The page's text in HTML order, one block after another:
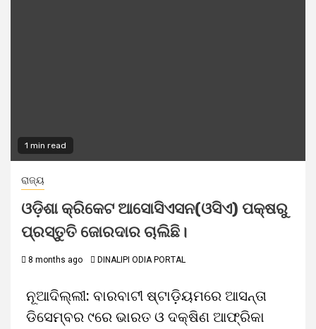
1 min read
ରାଜ୍ୟ
ଓଡ଼ିଶା କ୍ରିକେଟ ଆସୋସିଏସନ(ଓସିଏ) ପକ୍ଷରୁ
ପ୍ରସ୍ତୁତି ଜୋରଦାର ଚାଲିଛି।
8 months ago DINALIPI ODIA PORTAL
ନୂଆଦିଲ୍ଲୀ: ବାରବାଟୀ ଷ୍ଟାଡ଼ିୟମରେ ଆସନ୍ତା
ଡିସେମ୍ବର ୯ରେ ଭାରତ ଓ ଦକ୍ଷିଣ ଆଫ୍ରିକା